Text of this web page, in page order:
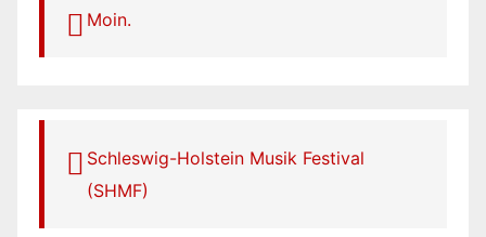
Moin.
Schleswig-Holstein Musik Festival
(SHMF)